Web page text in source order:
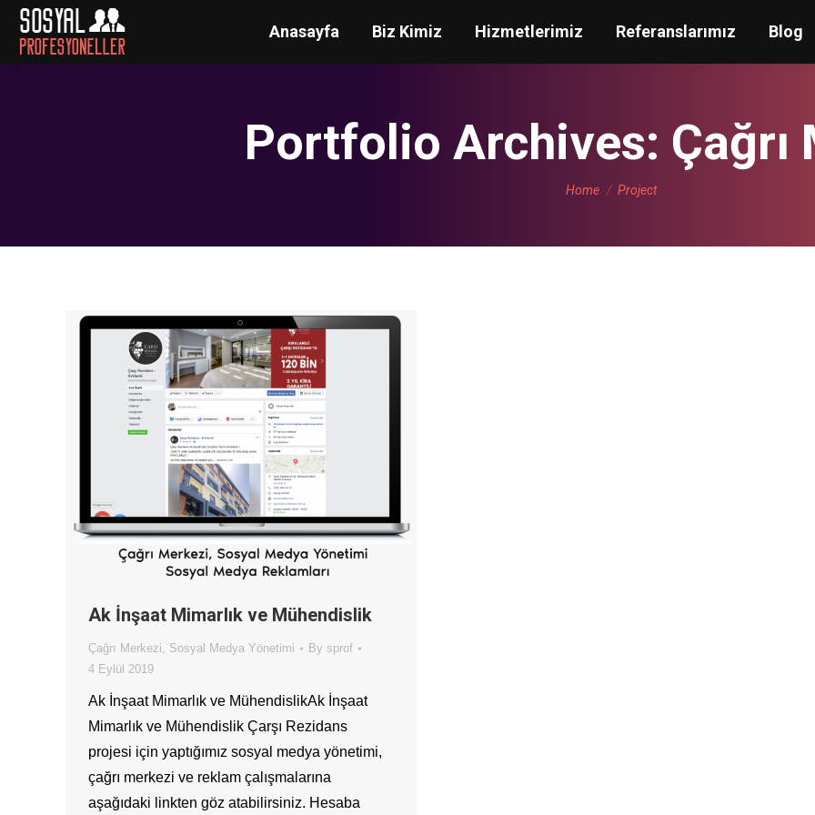
Anasayfa Biz Kimiz Hizmetlerimiz Referanslarımız Blog
Portfolio Archives: Çağrı
You are here:
Home Project
Ak İnşaat Mimarlık ve Mühendislik
Çağrı Merkezi, Sosyal Medya Yönetimi By sprof
4 Eylül 2019
Ak İnşaat Mimarlık ve MühendislikAk İnşaat
Mimarlık ve Mühendislik Çarşı Rezidans
projesi için yaptığımız sosyal medya yönetimi,
çağrı merkezi ve reklam çalışmalarına
aşağıdaki linkten göz atabilirsiniz. Hesaba